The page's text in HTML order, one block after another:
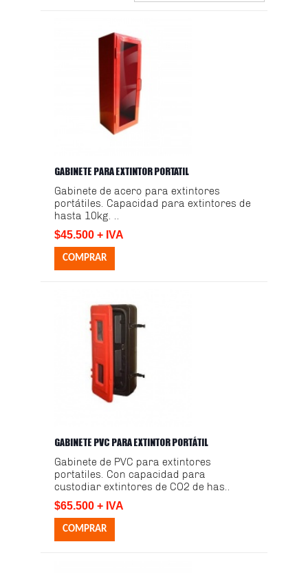
GABINETE PARA EXTINTOR PORTATIL
Gabinete de acero para extintores
portátiles. Capacidad para extintores de
hasta 10kg. ..
$45.500 + IVA
GABINETE PVC PARA EXTINTOR PORTÁTIL
Gabinete de PVC para extintores
portatiles. Con capacidad para
custodiar extintores de CO2 de has..
$65.500 + IVA